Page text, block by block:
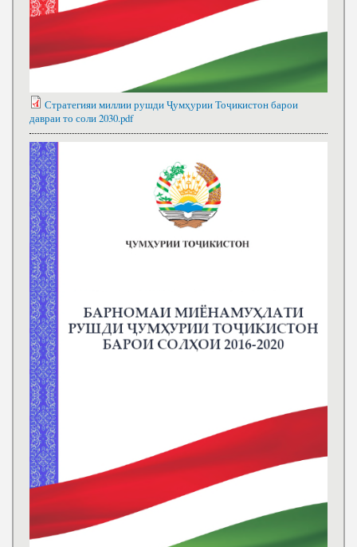
Стратегияи миллии рушди Ҷумҳурии Тоҷикистон барои
давраи то соли 2030.pdf